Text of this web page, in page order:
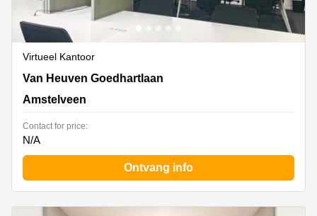
Virtueel Kantoor
Van Heuven Goedhartlaan 13D, Amstelveen
Van Heuven Goedhartlaan
Amstelveen
Contact for price:
N/A
Ontvang info